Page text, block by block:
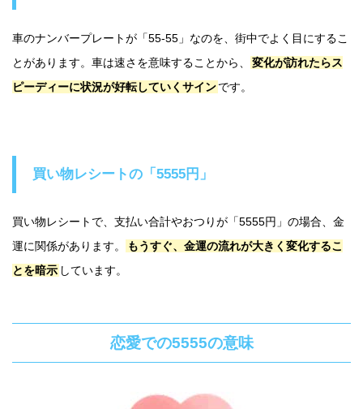
車のナンバープレートが「55-55」なのを、街中でよく目にするこ
とがあります。車は速さを意味することから、
変化が訪れたらス
ピーディーに状況が好転していくサインです。
買い物レシートの「5555円」
買い物レシートで、支払い合計やおつりが「5555円」の場合、金
運に関係があります。
もうすぐ、金運の流れが大きく変化するこ
とを暗示 しています。
恋愛での5555の意味